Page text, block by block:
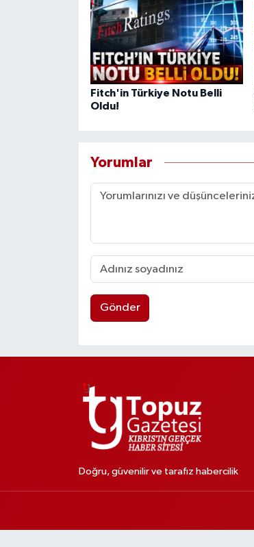
Fitch'in Türkiye Notu Belli
Oldu!
Yorumlar
Gönder
Doğru, güvenilir ve tarafız habercilik